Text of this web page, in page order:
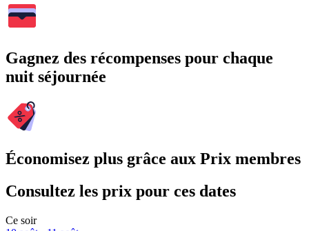
Gagnez des récompenses pour chaque
nuit séjournée
Économisez plus grâce aux Prix membres
Consultez les prix pour ces dates
Ce soir